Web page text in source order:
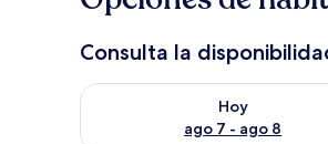
Consulta la
Hoy
ago 7 - ago 8
Consulta la disponibilidad para